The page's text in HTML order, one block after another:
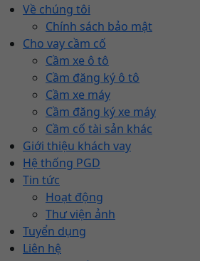
Về chúng tôi
Chính sách bảo mật
Cho vay cầm cố
Cầm xe ô tô
Cầm đăng ký ô tô
Cầm xe máy
Cầm đăng ký xe máy
Cầm cố tài sản khác
Giới thiệu khách vay
Hệ thống PGD
Tin tức
Hoạt động
Thư viện ảnh
Tuyển dụng
Liên hệ